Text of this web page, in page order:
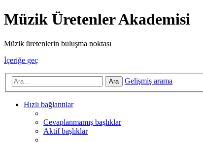
Müzik Üretenler Akademisi
Müzik üretenlerin buluşma noktası
İçeriğe geç
Ara Gelişmiş arama
Hızlı bağlantılar
Cevaplanmamış başlıklar
Aktif başlıklar